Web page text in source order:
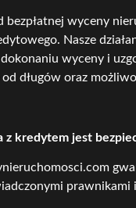
bezpłatnej wyceny
Nasze
wyceny i
długów oraz
z kredytem jest